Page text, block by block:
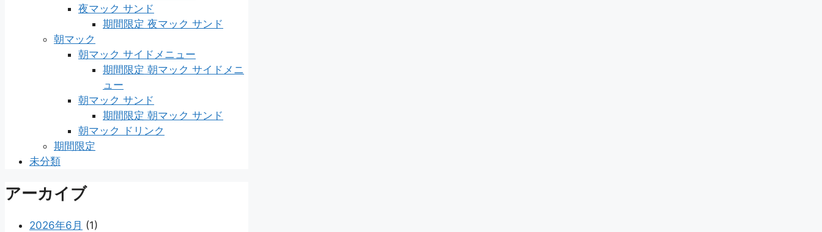
夜マック サンド
期間限定 夜マック サンド
朝マック
朝マック サイドメニュー
期間限定 朝マック サイドメニ
ュー
朝マック サンド
期間限定 朝マック サンド
朝マック ドリンク
期間限定
未分類
アーカイブ
2026年6月 (1)